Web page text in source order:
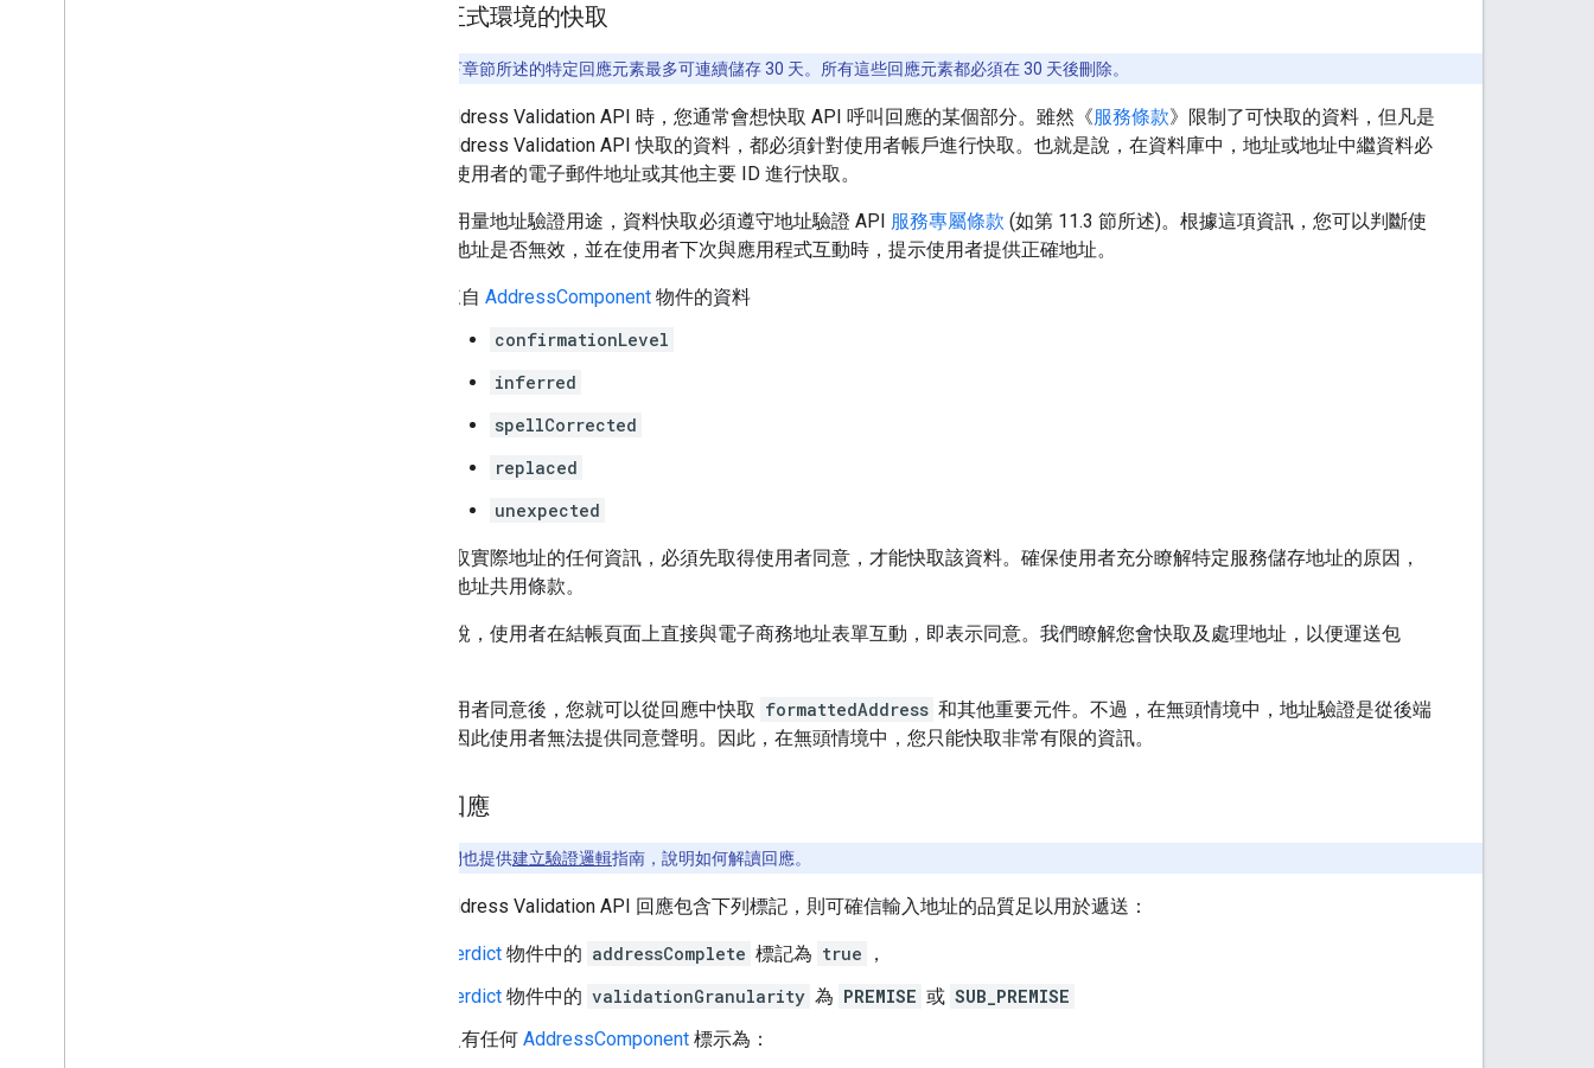
用於正式環境的快取
以下章節所述的特定回應元素最多可連續儲存 30 天。所有這些回應元素都必須在 30 天後刪除。
使用 Address Validation API 時，您通常會想快取 API 呼叫回應的某個部分。雖然《服務條款》限制了可快取的資料，但凡是
可從 Address Validation API 快取的資料，都必須針對使用者帳戶進行快取。也就是說，在資料庫中，地址或地址中繼資料必
須根據使用者的電子郵件地址或其他主要 ID 進行快取。
如為高用量地址驗證用途，資料快取必須遵守地址驗證 API 服務專屬條款 (如第 11.3 節所述)。根據這項資訊，您可以判斷使
用者的地址是否無效，並在使用者下次與應用程式互動時，提示使用者提供正確地址。
來自 AddressComponent 物件的資料
confirmationLevel
inferred
spellCorrected
replaced
unexpected
如要快取實際地址的任何資訊，必須先取得使用者同意，才能快取該資料。確保使用者充分瞭解特定服務儲存地址的原因，
並同意地址共用條款。
舉例來說，使用者在結帳頁面上直接與電子商務地址表單互動，即表示同意。我們瞭解您會快取及處理地址，以便運送包
徵得使用者同意後，您就可以從回應中快取 formattedAddress 和其他重要元件。不過，在無頭情境中，地址驗證是從後端
進行，因此使用者無法提供同意聲明。因此，在無頭情境中，您只能快取非常有限的資訊。
瞭解回應
我們也提供建立驗證邏輯指南，說明如何解讀回應。
如果 Address Validation API 回應包含下列標記，則可確信輸入地址的品質足以用於遞送：
Verdict 物件中的 addressComplete 標記為 true
，
Verdict 物件中的 validationGranularity 為 PREMISE 或 SUB_PREMISE
沒有任何 AddressComponent 標示為：